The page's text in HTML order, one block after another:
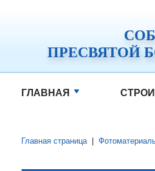
ПРЕСВЯТОЙ
ГЛАВНАЯ
Главная страница |